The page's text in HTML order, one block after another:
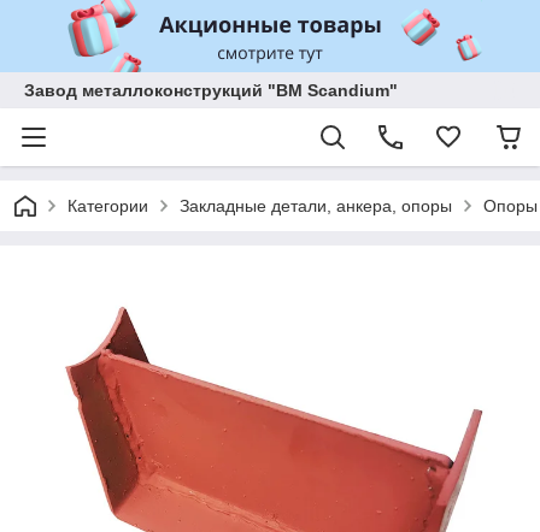
Завод металлоконструкций "BM Scandium"
Категории Закладные детали, анкера, опоры Опоры